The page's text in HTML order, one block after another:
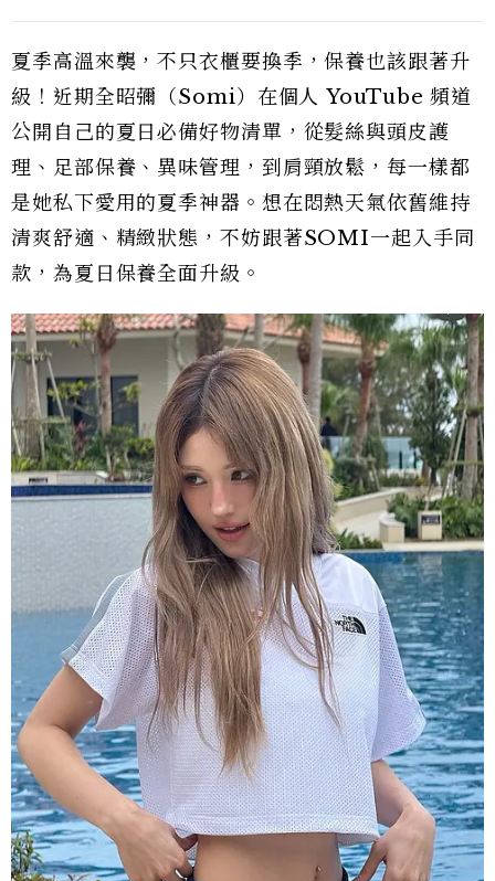
夏季高溫來襲，不只衣櫃要換季，保養也該跟著升
級！近期全昭彌（Somi）在個人 YouTube 頻道
公開自己的夏日必備好物清單，從髮絲與頭皮護
理、足部保養、異味管理，到肩頸放鬆，每一樣都
是她私下愛用的夏季神器。想在悶熱天氣依舊維持
清爽舒適、精緻狀態，不妨跟著SOMI一起入手同
款，為夏日保養全面升級。